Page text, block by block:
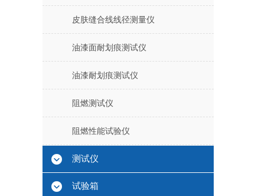
皮肤缝合线线径测量仪
油漆面耐划痕测试仪
油漆耐划痕测试仪
阻燃测试仪
阻燃性能试验仪
测试仪
试验箱